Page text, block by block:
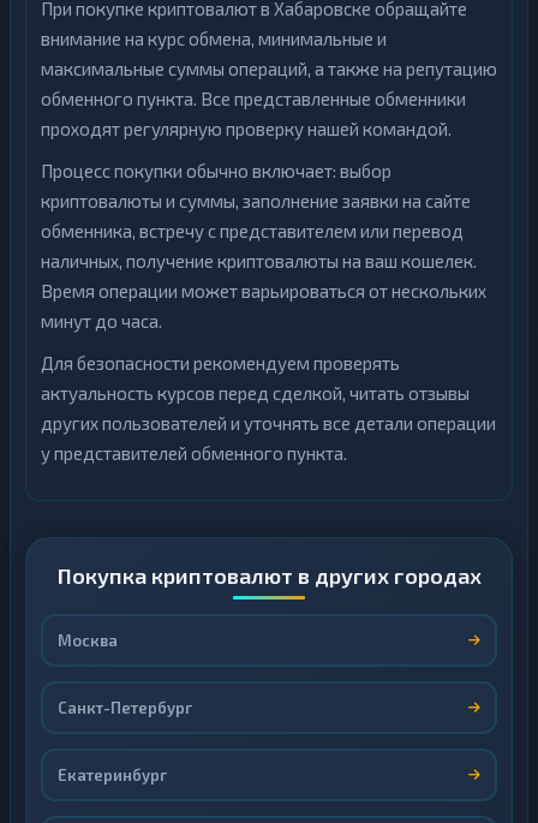
При покупке криптовалют в Хабаровске обращайте
внимание на курс обмена, минимальные и
максимальные суммы операций, а также на репутацию
обменного пункта. Все представленные обменники
проходят регулярную проверку нашей командой.
Процесс покупки обычно включает: выбор
криптовалюты и суммы, заполнение заявки на сайте
обменника, встречу с представителем или перевод
наличных, получение криптовалюты на ваш кошелек.
Время операции может варьироваться от нескольких
минут до часа.
Для безопасности рекомендуем проверять
актуальность курсов перед сделкой, читать отзывы
других пользователей и уточнять все детали операции
у представителей обменного пункта.
Покупка криптовалют в других городах
Москва
Санкт-Петербург
Екатеринбург